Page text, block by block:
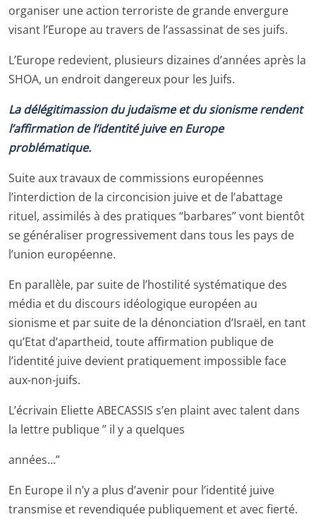
organiser une action terroriste de grande envergure
visant l’Europe au travers de l’assassinat de ses juifs.
L’Europe redevient, plusieurs dizaines d’années après la
SHOA, un endroit dangereux pour les Juifs.
La délégitimassion du judaïsme et du sionisme rendent
l’affirmation de l’identité juive en Europe
problématique.
Suite aux travaux de commissions européennes
l’interdiction de la circoncision juive et de l’abattage
rituel, assimilés à des pratiques “barbares” vont bientôt
se généraliser progressivement dans tous les pays de
l’union européenne.
En parallèle, par suite de l’hostilité systématique des
média et du discours idéologique européen au
sionisme et par suite de la dénonciation d’Israël, en tant
qu’Etat d’apartheid, toute affirmation publique de
l’identité juive devient pratiquement impossible face
aux-non-juifs.
L’écrivain Eliette ABECASSIS s’en plaint avec talent dans
la lettre publique ” il y a quelques
années…”
En Europe il n’y a plus d’avenir pour l’identité juive
transmise et revendiquée publiquement et avec fierté.